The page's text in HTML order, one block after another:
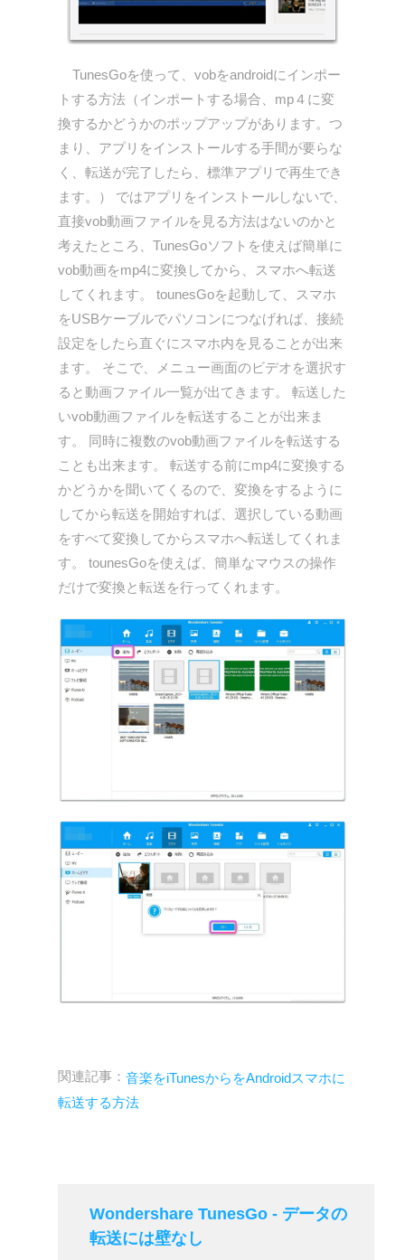
TunesGoを使って、vobをandroidにインポー
トする方法（インポートする場合、mp４に変
換するかどうかのポップアップがあります。つ
まり、アプリをインストールする手間が要らな
く、転送が完了したら、標準アプリで再生でき
ます。） ではアプリをインストールしないで、
直接vob動画ファイルを見る方法はないのかと
考えたところ、TunesGoソフトを使えば簡単に
vob動画をmp4に変換してから、スマホへ転送
してくれます。 tounesGoを起動して、スマホ
をUSBケーブルでパソコンにつなげれば、接続
設定をしたら直ぐにスマホ内を見ることが出来
ます。 そこで、メニュー画面のビデオを選択す
ると動画ファイル一覧が出てきます。 転送した
いvob動画ファイルを転送することが出来ま
す。 同時に複数のvob動画ファイルを転送する
ことも出来ます。 転送する前にmp4に変換する
かどうかを聞いてくるので、変換をするように
してから転送を開始すれば、選択している動画
をすべて変換してからスマホへ転送してくれま
す。 tounesGoを使えば、簡単なマウスの操作
だけで変換と転送を行ってくれます。
関連記事： 音楽をiTunesからをAndroidスマホに
転送する方法
Wondershare TunesGo - データの
転送には壁なし